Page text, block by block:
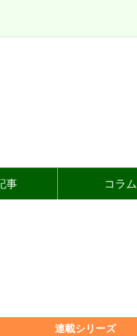
事 コラム
連載シリーズ